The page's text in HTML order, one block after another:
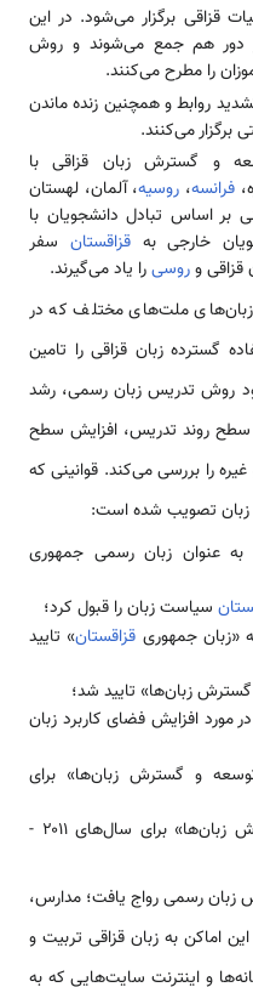
قزاقی برگزار می‌شود. در این
دور هم جمع می‌شوند و روش
را مطرح می‌کنند.
روابط و همچنین زنده ماندن
برگزار می‌کنند.
و گسترش زبان قزاقی با
فرانسه، روسیه، آلمان، لهستان
بر اساس تبادل دانشجویان با
خارجی بهقزاقستان سفر
قزاقی وروسیرا یاد می‌گیرند.
ملت‌های مختلف که در
گسترده زبان قزاقی را تامین
روش تدریس زبان رسمی، رشد
سطح روند تدریس، افزایش سطح
را بررسی می‌کند. قوانینی که
تصویب شده است:
سیاست زبان را قبول کرد؛
قزاقستان» تایید
آیین‌نامه‌ای در مورد افزایش فضای کاربرد زبان
«توسعه و گسترش زبان‌ها» برای
برنامه‌ی ده ساله «توسعه و گسترش زبان‌ها» برای سال‌های ۲۰۱۱ -
زبان رسمی رواج یافت؛ مدارس،
اماکن به زبان قزاقی تربیت و
و اینترنت سایت‌هایی که به